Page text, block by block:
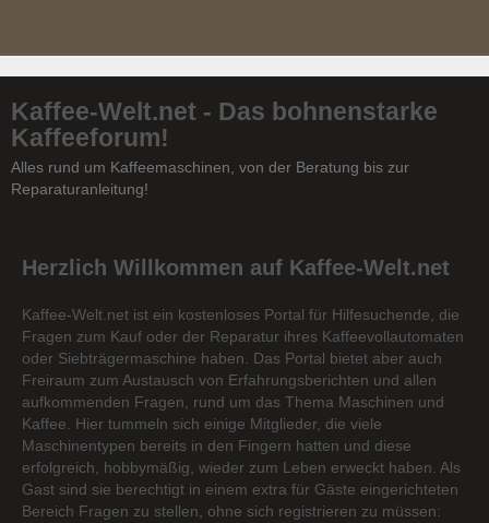
Kaffee-Welt.net - Das bohnenstarke
Kaffeeforum!
Alles rund um Kaffeemaschinen, von der Beratung bis zur
Reparaturanleitung!
Herzlich Willkommen auf Kaffee-Welt.net
Kaffee-Welt.net ist ein kostenloses Portal für Hilfesuchende, die
Fragen zum Kauf oder der Reparatur ihres Kaffeevollautomaten
oder Siebträgermaschine haben. Das Portal bietet aber auch
Freiraum zum Austausch von Erfahrungsberichten und allen
aufkommenden Fragen, rund um das Thema Maschinen und
Kaffee. Hier tummeln sich einige Mitglieder, die viele
Maschinentypen bereits in den Fingern hatten und diese
erfolgreich, hobbymäßig, wieder zum Leben erweckt haben. Als
Gast sind sie berechtigt in einem extra für Gäste eingerichteten
Bereich Fragen zu stellen, ohne sich registrieren zu müssen: